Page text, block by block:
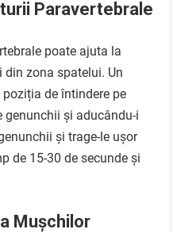
Paravertebrale
poate ajuta la
din zona spatelui. Un
de întindere pe
genunchii și aducându-i
și trage-le ușor
de 15-30 de secunde și
Mușchilor